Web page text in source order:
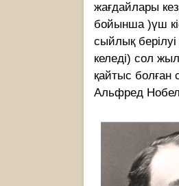
жағдайлары
бойынша )үш
сыйлық
келеді) сол
қайтыс болған
Альфред